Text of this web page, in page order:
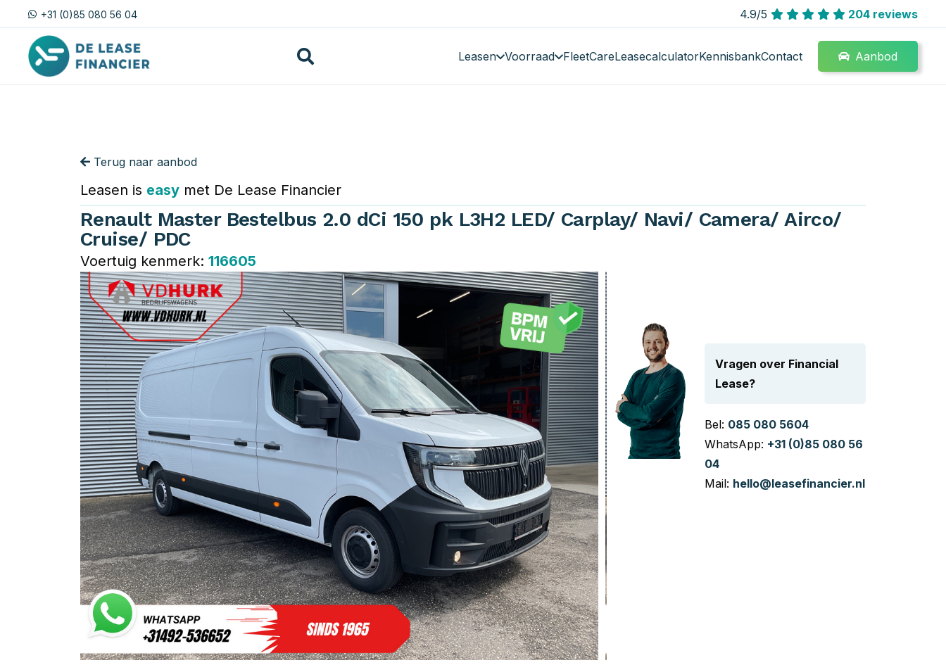
+31 (0)85 080 56 04 4.9/5 204 reviews
Leasen Voorraad FleetCareLeasecalculatorKennisbankContact Aanbod
Terug naar aanbod
Leasen is easy met De Lease Financier
Renault Master Bestelbus 2.0 dCi 150 pk L3H2 LED/ Carplay/ Navi/ Camera/ Airco/
Cruise/ PDC
Voertuig kenmerk: 116605
Vragen over Financial
Lease?
Bel: 085 080 5604
WhatsApp: +31 (0)85 080 56
04
Mail: hello@leasefinancier.nl